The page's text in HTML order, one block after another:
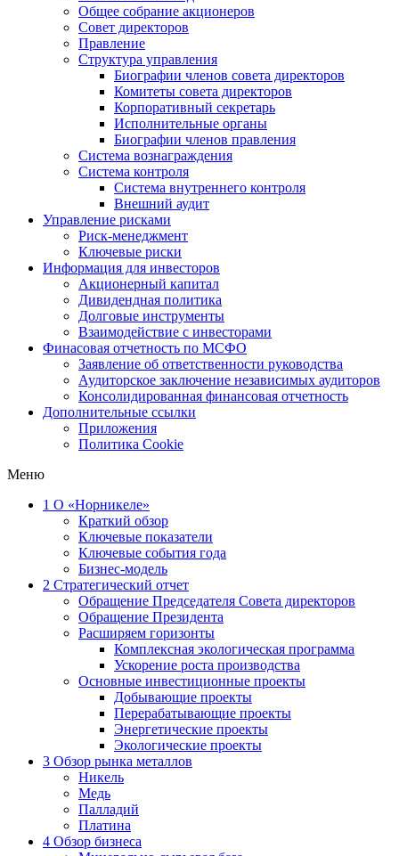
Общее собрание акционеров
Совет директоров
Правление
Структура управления
Биографии членов совета директоров
Комитеты совета директоров
Корпоративный секретарь
Исполнительные органы
Биографии членов правления
Система вознаграждения
Система контроля
Система внутреннего контроля
Внешний аудит
Управление рисками
Риск-менеджмент
Ключевые риски
Информация для инвесторов
Акционерный капитал
Дивидендная политика
Долговые инструменты
Взаимодействие с инвеcторами
Финасовая отчетность по МСФО
Заявление об ответственности руководства
Аудиторское заключение независимых аудиторов
Консолидированная финансовая отчетность
Дополнительные ссылки
Приложения
Политика Cookie
Меню
1 О «Норникеле»
Краткий обзор
Ключевые показатели
Ключевые события года
Бизнес-модель
2 Стратегический отчет
Обращение Председателя Совета директоров
Обращение Президента
Расширяем горизонты
Комплексная экологическая программа
Ускорение роста производства
Основные инвестиционные проекты
Добывающие проекты
Перерабатывающие проекты
Энергетические проекты
Экологические проекты
3 Обзор рынка металлов
Никель
Медь
Палладий
Платина
4 Обзор бизнеса